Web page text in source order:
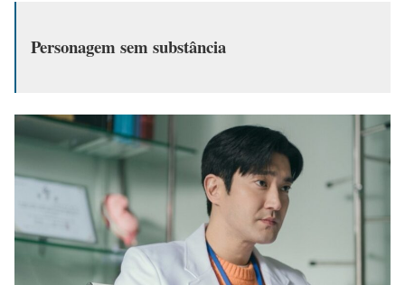
Personagem sem substância